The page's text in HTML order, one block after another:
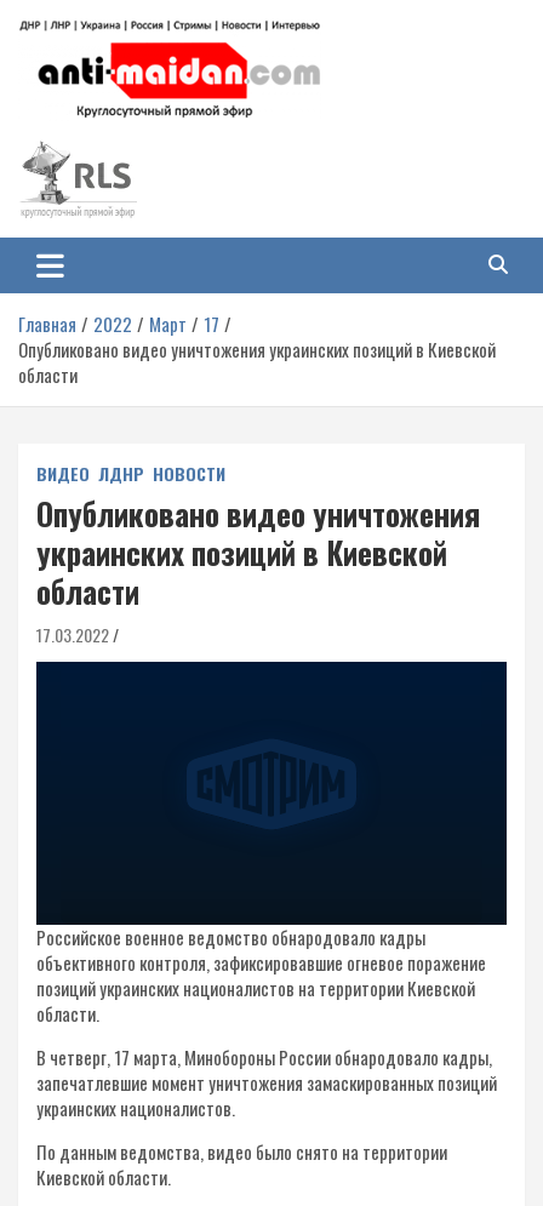
содержимому
Антимайдан: Гражданская война
на Украине
гражданской войне на Украине, включая события в Новороссии, ДНР,
ЛНР и других регионах.
Главная 2022 Март
17
Опубликовано видео уничтожения украинских позиций в Киевской
области
ВИДЕО ЛДНР НОВОСТИ
Опубликовано видео уничтожения
украинских позиций в Киевской
области
17.03.2022
Российское военное ведомство обнародовало кадры
объективного контроля, зафиксировавшие огневое поражение
позиций украинских националистов на территории Киевской
области.
В четверг, 17 марта, Минобороны России обнародовало кадры,
запечатлевшие момент уничтожения замаскированных позиций
украинских националистов.
По данным ведомства, видео было снято на территории
Киевской области.